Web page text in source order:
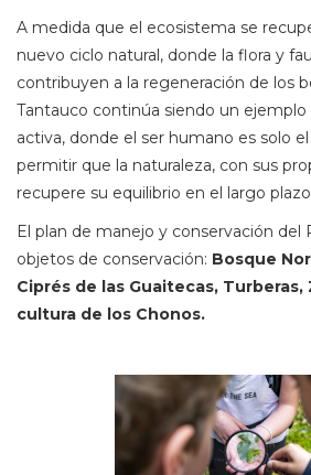
A medida que el ecosistema se
nuevo ciclo natural, donde la flora y
contribuyen a la regeneración de los
Tantauco continúa siendo un ejemplo
activa, donde el ser humano es solo
permitir que la naturaleza, con sus
recupere su equilibrio en el largo
El plan de manejo y conservación del
objetos de conservación: Bosque
Ciprés de las Guaitecas, Turberas,
cultura de los Chonos.